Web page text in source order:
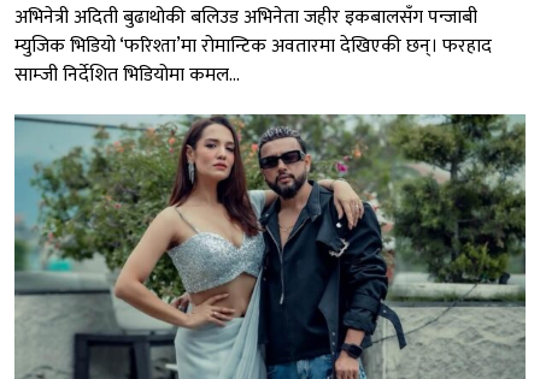
अभिनेत्री अदिती बुढाथोकी बलिउड अभिनेता जहीर इकबालसँग पन्जाबी
म्युजिक भिडियो ‘फरिश्ता’मा रोमान्टिक अवतारमा देखिएकी छन्। फरहाद
साम्जी निर्देशित भिडियोमा कमल...